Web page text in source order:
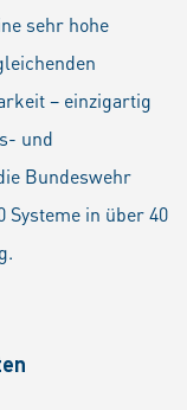
sehr hohe
– einzigartig
und
Bundeswehr
Systeme in über 40